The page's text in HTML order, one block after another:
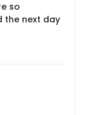
so
the next day